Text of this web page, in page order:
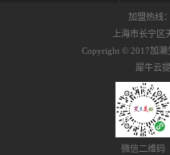
恶化
决这
疗法
（抑
作出
长时
到辅
膜，
体力
人流
的纤
加盟热线
上海市长宁区
Copyright © 2017加濑
犀牛云
微信二维码